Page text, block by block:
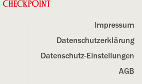
Impressum
Datenschutz­erklärung
Datenschutz-Einstellungen
AGB